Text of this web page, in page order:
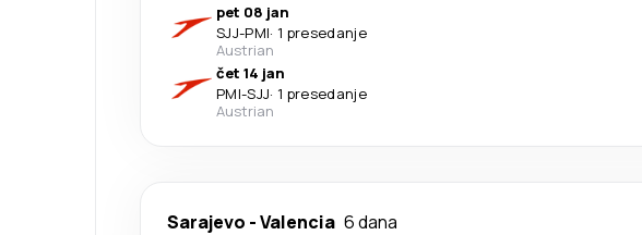
pet 08 jan
SJJ-PMI· 1 presedanje
Austrian
čet 14 jan
PMI-SJJ· 1 presedanje
Austrian
Sarajevo -Valencia 6 dana